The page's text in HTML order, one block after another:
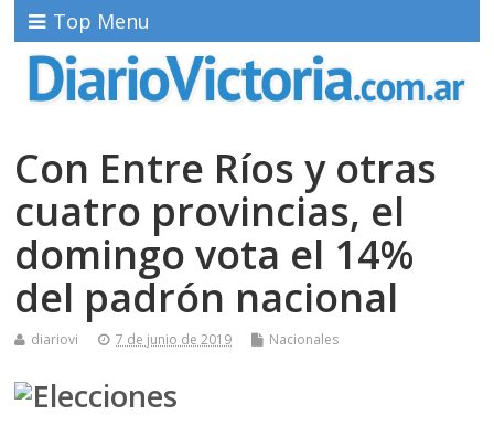
Top Menu
Con Entre Ríos y otras
cuatro provincias, el
domingo vota el 14%
del padrón nacional
diariovi 7 de junio de 2019 Nacionales